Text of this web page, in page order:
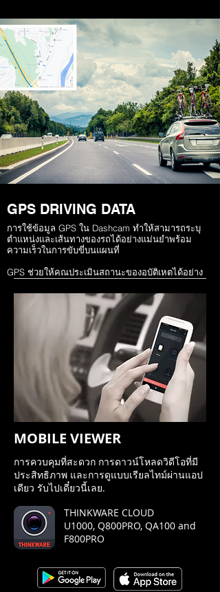
GPS DRIVING DATA
การใช้ข้อมูล GPS ใน Dashcam ทำให้สามารถระบุ
ตำแหน่งและเส้นทางของรถได้อย่างแม่นยำพร้อม
ความเร็วในการขับขี่บนแผนที่
GPS ช่วยให้คุณประเมินสถานะของอุบัติเหตุได้อย่าง
และความรุนแรงของการชน
DASH CAM ไม่เพียงแต่บันทึกภาพการขับขี่เท่านั้น แต่
ยังสามารถใช้ติดตามและเรียกคืนเส้นทางการขับขี่ที่
ผ่านมา ไม่ว่าจะเป็นเส้นทางทำงานหรือเส้นทางวันหยุด
MOBILE VIEWER
การควบคุมที่สะดวก การดาวน์โหลดวิดีโอที่มี
ประสิทธิภาพ และการดูแบบเรียลไทม์ผ่านแอป
เดียว รับไปเดี๋ยวนี้เลย.
THINKWARE CLOUD
U1000, Q800PRO, QA100 and
F800PRO